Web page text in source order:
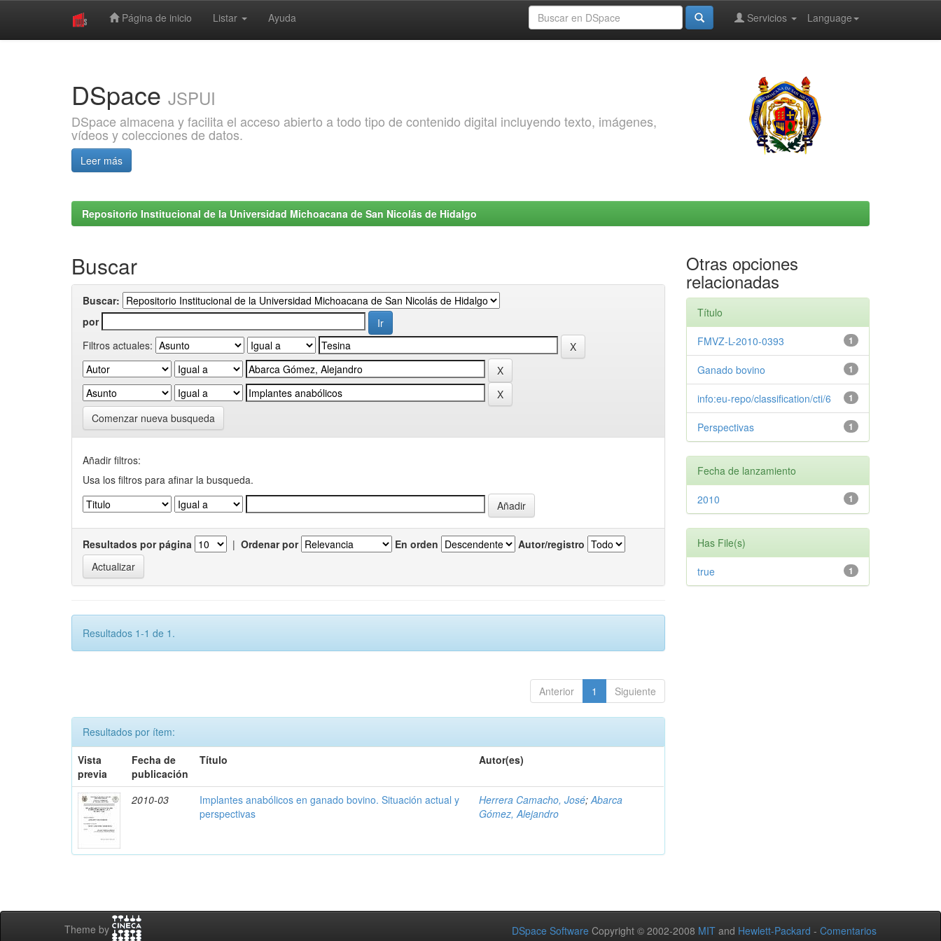
Página de inicio Listar Ayuda Language
Servicios
DSpace JSPUI
DSpace almacena y facilita el acceso abierto a todo tipo de contenido digital incluyendo texto, imágenes,
vídeos y colecciones de datos.
Leer más
Repositorio Institucional de la Universidad Michoacana de San Nicolás de Hidalgo
Buscar
Buscar:
por
Filtros actuales:
Comenzar nueva busqueda
Añadir filtros:
Usa los filtros para afinar la busqueda.
Resultados por página | Ordenar por En orden Autor/registro
Resultados 1-1 de 1.
Anterior 1 Siguiente
Resultados por ítem:
Vista
previa
Fecha de
publicación
Título Autor(es)
2010-03
Implantes anabólicos en ganado bovino. Situación actual y
perspectivas
Herrera Camacho, José;Abarca
Gómez, Alejandro
Otras opciones
relacionadas
Título
1
FMVZ-L-2010-0393
1
Ganado bovino
1
info:eu-repo/classification/cti/6
1
Perspectivas
Fecha de lanzamiento
1
2010
Has File(s)
1
true
Theme by DSpace Software Copyright © 2002-2008 MIT and Hewlett-Packard - Comentarios